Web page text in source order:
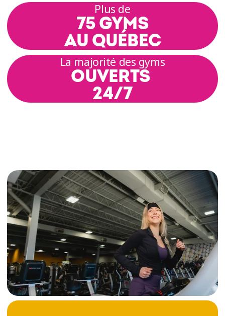
Plus de
75 GYMS
AU QUÉBEC
La majorité des gyms
OUVERTS
24/7